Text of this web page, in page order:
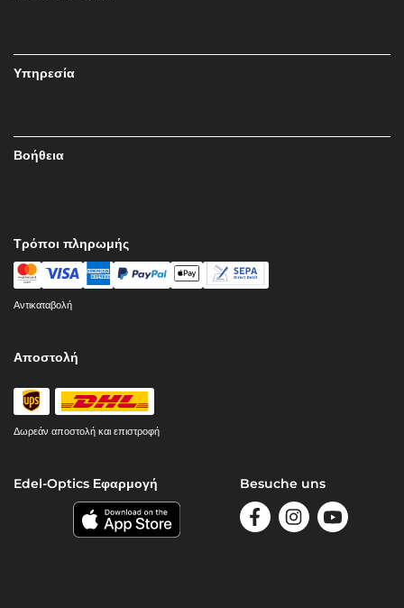
Υπηρεσία
Βοήθεια
Τρόποι πληρωμής
Αντικαταβολή
Αποστολή
Δωρεάν αποστολή και επιστροφή
Edel-Optics Εφαρμογή Besuche uns